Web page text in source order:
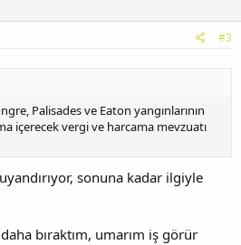
#3
Palisades ve Eaton yangınlarının
içerecek vergi ve harcama mevzuatı
sonuna kadar ilgiyle
bıraktım, umarım iş görür